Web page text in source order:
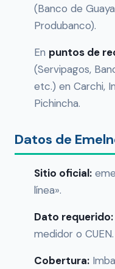
(Banco de
Produbanco).
En puntos de
(Servipagos,
etc.) en Carchi,
Pichincha.
Datos de
Sitio oficial:
línea».
Dato requerido:
medidor o CUEN.
Cobertura: